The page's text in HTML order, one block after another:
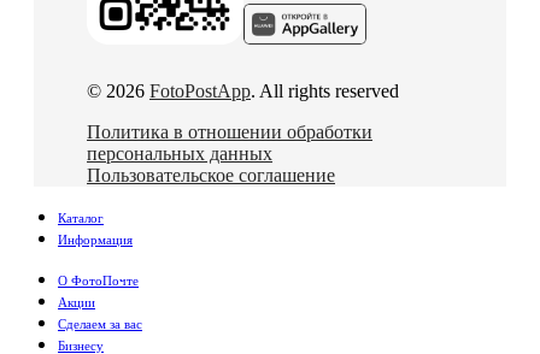
© 2026 FotoPostApp. All rights reserved
Политика в отношении обработки
персональных данных
Пользовательское соглашение
Каталог
Информация
О ФотоПочте
Акции
Сделаем за вас
Бизнесу